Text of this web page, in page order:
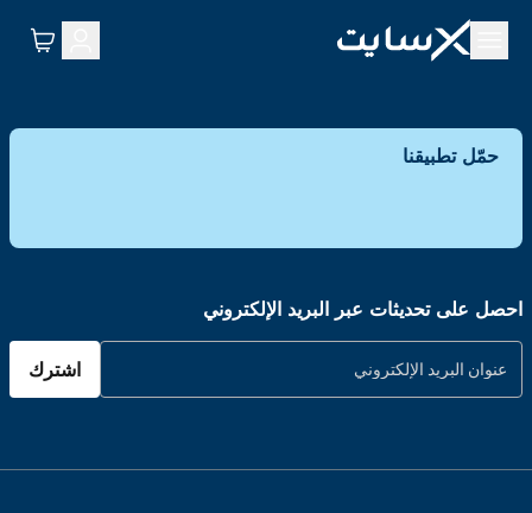
حمّل تطبيقنا
احصل على تحديثات عبر البريد الإلكتروني
اشترك